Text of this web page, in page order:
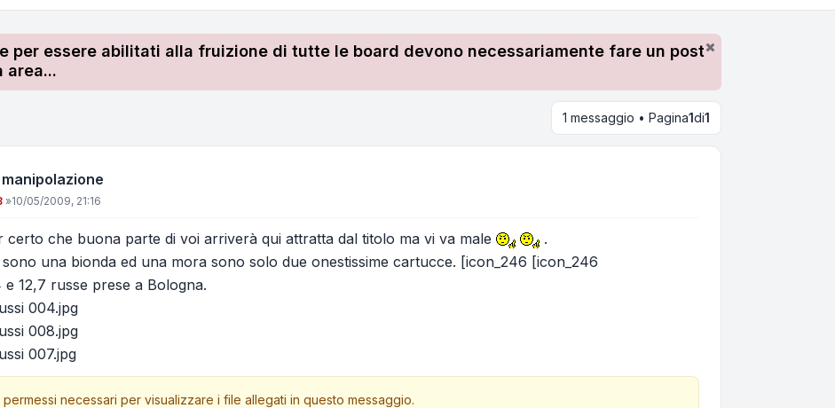
per essere abilitati alla fruizione di tutte le board devono necessariamente fare un post
area...
1 messaggio • Pagina1di1
»10/05/2009, 21:16
certo che buona parte di voi arriverà qui attratta dal titolo ma vi va male
.
una bionda ed una mora sono solo due onestissime cartucce. [icon_246 [icon_246
e 12,7 russe prese a Bologna.
004.jpg
008.jpg
007.jpg
permessi necessari per visualizzare i file allegati in questo messaggio.